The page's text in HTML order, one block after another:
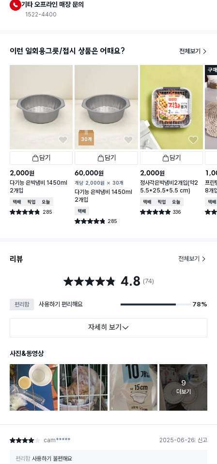
기타 오프라인 매장 문의
1522-4400
이런 일회용그릇/접시 상품은 어때요? 전체보기
담기
2,000원
다기능 은박냄비 1450ml
2개입
택배배송매장픽업오늘배송
별점 4.8점 285
건 작성
30개
담기
60,000원
개당 2,000원 30개
다기능 은박냄비 1450ml
2개입
택배배송
별점 4.8점 285
건 작성
담기
2,000원
정사각은박냄비2개입(약2
5.5*25.5*5.5 cm)
택배배송매장픽업오늘배송
별점 4.9점 336
건 작성
구
프
8개
택배
별점
리뷰 전체보기
별점 4.8점 4.8 (74)
편리함 사용하기 편리해요 78%
자세히 보기
사진&동영상
고객 리뷰
9
더보기
별점 4점 cam***** 2025-06-26 신고
편리함 사용하기 불편해요